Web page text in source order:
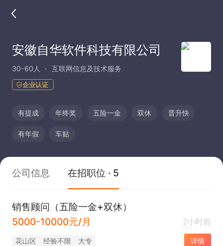
安徽自华软件科技有限公司
30-60人 互联网信息及技术服务
企业认证
有提成 年终奖 五险一金 双休 晋升快
有年假 车贴
公司信息 在招职位 · 5
销售顾问（五险一金+双休）
5000-10000元/月
2小时前
花山区 经验不限 大专 详情